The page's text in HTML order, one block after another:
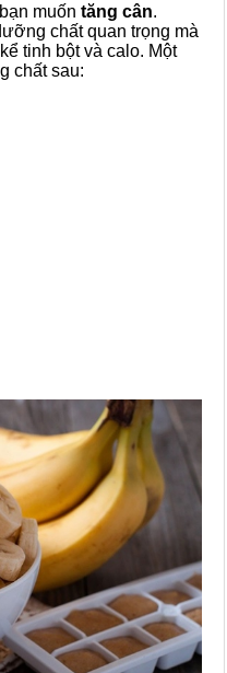
muốn tăng cân.
chất quan trọng mà
tinh bột và calo. Một
chất sau: